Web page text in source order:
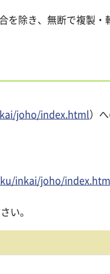
を除き、無断で複製・
joho/index.html）
inkai/joho/
い。